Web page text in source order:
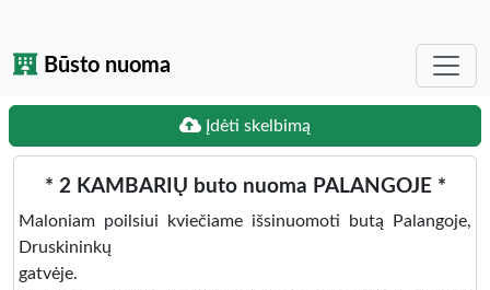
Būsto nuoma
Įdėti skelbimą
* 2 KAMBARIŲ buto nuoma PALANGOJE *
Maloniam poilsiui kviečiame išsinuomoti butą Palangoje,
Druskininkų
gatvėje.